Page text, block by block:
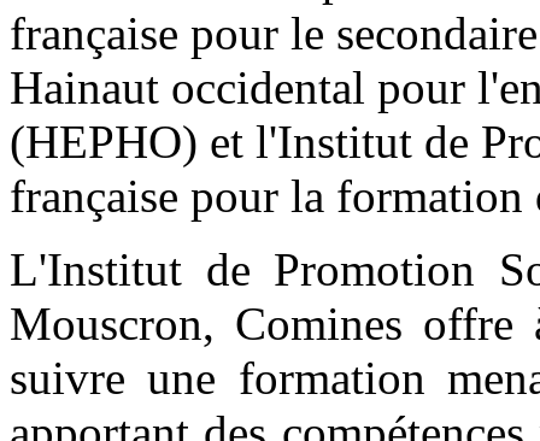
française pour le
Hainaut occidental pour
(HEPHO) et l'Institut de
française pour la formation
L'Institut de Promotion
Mouscron, Comines
suivre une formation